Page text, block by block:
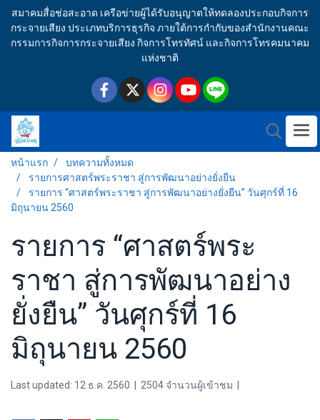
สมาคมสื่อช่อสะอาด เครือข่ายผู้ได้รับอนุญาตให้ทดลองประกอบกิจการ
กระจายเสียง ประเภทบริการธุรกิจ ภายใต้การกำกับของสำนักงานคณะ
กรรมการกิจการกระจายเสียง กิจการโทรทัศน์ และกิจการโทรคมนาคม
แห่งชาติ
หน้าแรก
บทความทั้งหมด
รายการศาสตร์พระราชา สู่การพัฒนาอย่างยั่งยืน
รายการ “ศาสตร์พระราชา สู่การพัฒนาอย่างยั่งยืน” วันศุกร์ที่ 16
มิถุนายน 2560
รายการ “ศาสตร์พระ
ราชา สู่การพัฒนาอย่าง
ยั่งยืน” วันศุกร์ที่ 16
มิถุนายน 2560
Last updated: 12 ธ.ค. 2560 2504 จำนวนผู้เข้าชม